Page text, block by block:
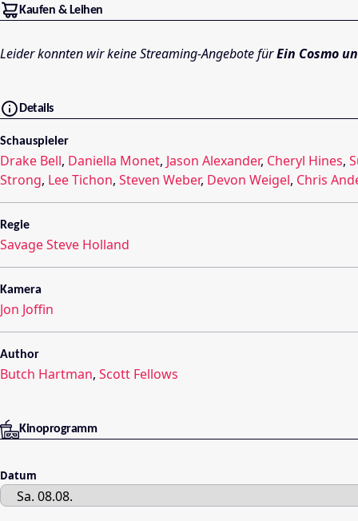
Kaufen & Leihen
Leider konnten wir keine Streaming-Angebote fürEin Cosmo
Details
Schauspieler
Drake Bell, Daniella Monet, Jason Alexander, Cheryl Hines,
Strong, Lee Tichon, Steven Weber, Devon Weigel, Chris
Regie
Savage Steve Holland
Kamera
Jon Joffin
Author
Butch Hartman, Scott Fellows
Kinoprogramm
Datum